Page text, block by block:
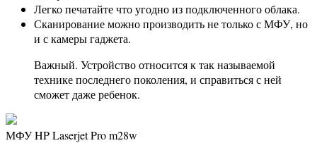
Легко печатайте что угодно из подключенного облака.
Сканирование можно производить не только с МФУ, но
и с камеры гаджета.
Важный. Устройство относится к так называемой
технике последнего поколения, и справиться с ней
сможет даже ребенок.
МФУ HP Laserjet Pro m28w